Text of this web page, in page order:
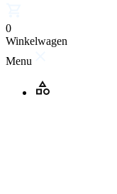
0
Winkelwagen
Menu